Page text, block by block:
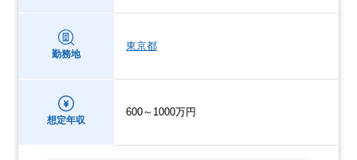
勤務地
東京都
想定年収
600～1000万円